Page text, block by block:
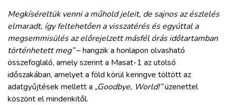
Megkíséreltük venni a műhold jeleit, de sajnos az észlelés
elmaradt, így feltehetően a visszatérés és egyúttal a
megsemmisülés az előrejelzett másfél órás időtartamban
történhetett meg”– hangzik a honlapon olvasható
összefoglaló, amely szerint a Masat-1 az utolsó
időszakában, amelyet a föld körül keringve töltött az
adatgyűjtések mellett a „Goodbye, World!”üzenettel
köszönt el mindenkitől.